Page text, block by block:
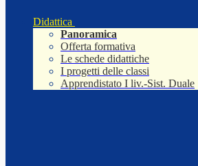
Didattica
Panoramica
Offerta formativa
Le schede didattiche
I progetti delle classi
Apprendistato I liv.-Sist. Duale